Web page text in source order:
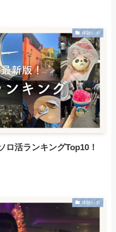
体験レポ
ロ活ランキングTop10！
体験レポ